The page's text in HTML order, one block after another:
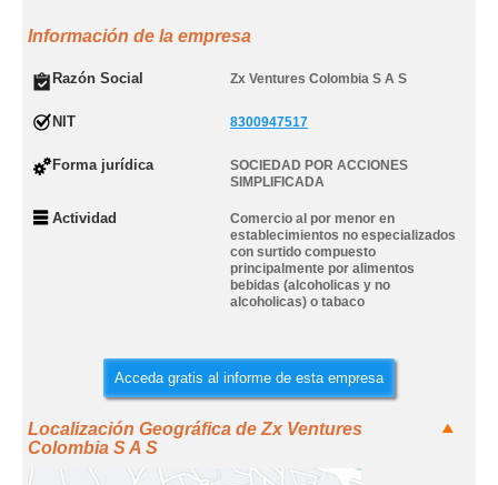
Información de la empresa
Razón Social Zx Ventures Colombia S A S
NIT 8300947517
Forma jurídica
SOCIEDAD POR ACCIONES
SIMPLIFICADA
Actividad
Comercio al por menor en
establecimientos no especializados
con surtido compuesto
principalmente por alimentos
bebidas (alcoholicas y no
alcoholicas) o tabaco
Acceda gratis al informe de esta empresa
Localización Geográfica de Zx Ventures
Colombia S A S